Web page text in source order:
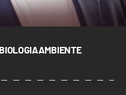
BIOLOGIAAMBIENTE